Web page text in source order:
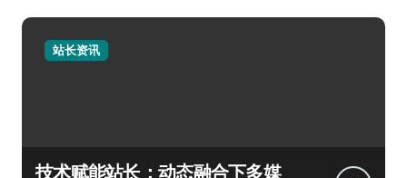
站长资讯
技术赋能站长：动态融合下多媒